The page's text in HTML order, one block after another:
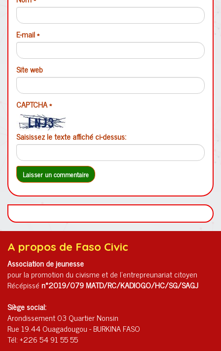
E-mail*
Site web
CAPTCHA*
Saisissez le texte affiché ci-dessus:
A propos de Faso Civic
Association de jeunesse
pour la promotion du civisme et de l'entrepreunariat citoyen
Récépissén°2019/079 MATD/RC/KADIOGO/HC/SG/SAGJ
Siège social:
Arondissement 03 Quartier Nonsin
Rue 19.44 Ouagadougou - BURKINA FASO
Tél: +226 54 91 55 55